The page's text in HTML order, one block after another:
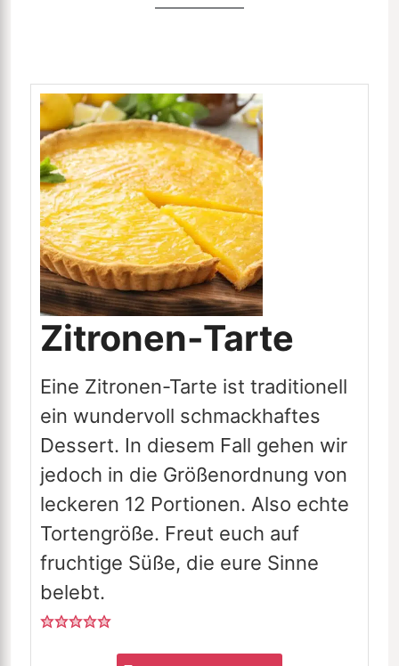
Zitronen-Tarte
Eine Zitronen-Tarte ist traditionell
ein wundervoll schmackhaftes
Dessert. In diesem Fall gehen wir
jedoch in die Größenordnung von
leckeren 12 Portionen. Also echte
Tortengröße. Freut euch auf
fruchtige Süße, die eure Sinne
belebt.